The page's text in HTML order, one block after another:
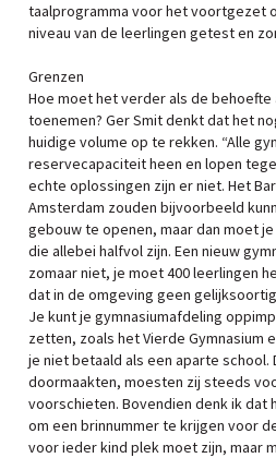
taalprogramma voor het voortgezet
niveau van de leerlingen getest en
Grenzen
Hoe moet het verder als de behoefte
toenemen? Ger Smit denkt dat het
huidige volume op te rekken. “Alle
reservecapaciteit heen en lopen
echte oplossingen zijn er niet. Het
Amsterdam zouden bijvoorbeeld
gebouw te openen, maar dan moet
die allebei halfvol zijn. Een nieuw
zomaar niet, je moet 400 leerlingen
dat in de omgeving geen
Je kunt je gymnasiumafdeling
zetten, zoals het Vierde Gymnasium
je niet betaald als een aparte school.
doormaakten, moesten zij steeds
voorschieten. Bovendien denk ik dat
om een brinnummer te krijgen voor
voor ieder kind plek moet zijn, maar